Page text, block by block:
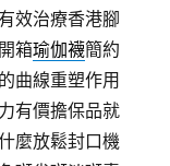
有效治療香港腳
箱瑜伽襪簡約
曲線重塑作用
有價擔保品就
麼放鬆封口機